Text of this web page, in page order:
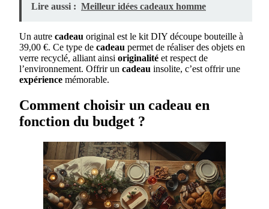
Lire aussi : Meilleur idées cadeaux homme
Un autre cadeau original est le kit DIY découpe bouteille à
39,00 €. Ce type de cadeau permet de réaliser des objets en
verre recyclé, alliant ainsi originalité et respect de
l’environnement. Offrir un cadeau insolite, c’est offrir une
expérience mémorable.
Comment choisir un cadeau en
fonction du budget ?